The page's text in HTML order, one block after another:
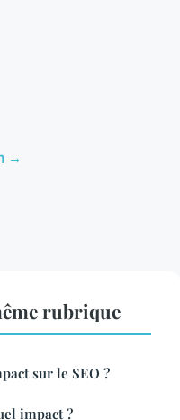
→
rubrique
sur le SEO ?
impact ?